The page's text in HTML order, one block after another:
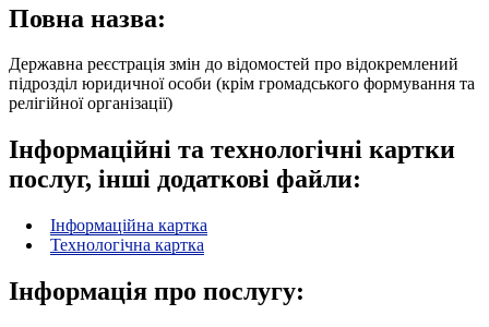
Повна назва:
Державна реєстрація змін до відомостей про відокремлений
підрозділ юридичної особи (крім громадського формування та
релігійної організації)
Інформаційні та технологічні картки
послуг, інші додаткові файли:
Інформаційна картка
Технологічна картка
Інформація про послугу: